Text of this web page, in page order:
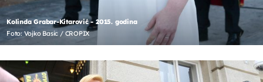
Kolinda Grabar-Kitarović - 2015. godina
Foto: Vojko Basic / CROPIX